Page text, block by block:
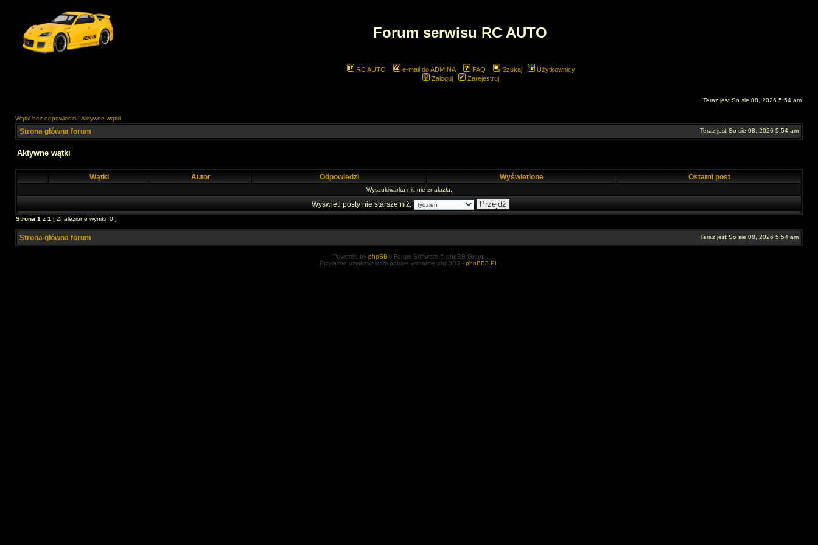
Forum serwisu RC AUTO
RC AUTO e-mail do ADMINA FAQ Szukaj
Użytkownicy
Zaloguj
Zarejestruj
Teraz jest So sie 08, 2026 5:54 am
Wątki bez odpowiedzi | Aktywne wątki
Strona główna forum Teraz jest So sie 08, 2026 5:54 am
Aktywne wątki
Wątki Autor Odpowiedzi Wyświetlone Ostatni post
Wyszukiwarka nic nie znalazła.
Wyświetl posty nie starsze niż:
Strona 1 z 1 [ Znalezione wyniki: 0 ]
Strona główna forum Teraz jest So sie 08, 2026 5:54 am
Powered by phpBB® Forum Software © phpBB Group
Przyjazne użytkownikom polskie wsparcie phpBB3 - phpBB3.PL